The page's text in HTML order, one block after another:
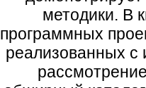
методики. В
программных
реализованных с